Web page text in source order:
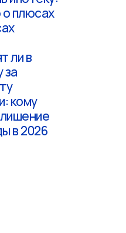
о плюсах
ли в
за
кому
в 2026